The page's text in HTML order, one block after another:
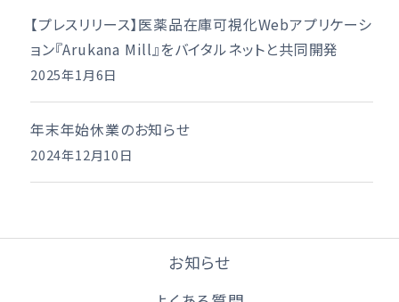
【プレスリリース】医薬品在庫可視化Webアプリケーシ
ョン『Arukana Mill』をバイタルネットと共同開発
2025年1月6日
年末年始休業のお知らせ
2024年12月10日
お知らせ